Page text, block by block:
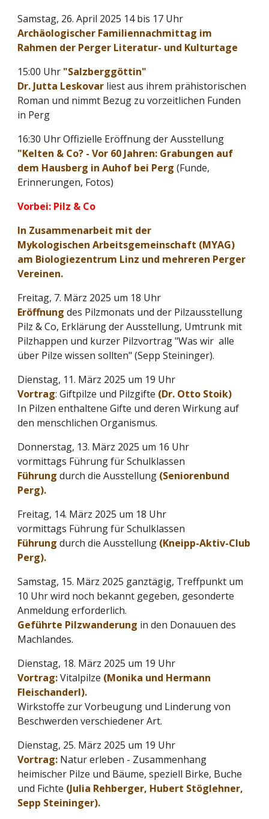
Samstag, 26. April 2025 14 bis 17 Uhr
Archäologischer Familiennachmittag im
Rahmen der Perger Literatur- und Kulturtage
15:00 Uhr "Salzberggöttin"
Dr. Jutta Leskovar liest aus ihrem prähistorischen
Roman und nimmt Bezug zu vorzeitlichen Funden
in Perg
16:30 Uhr Offizielle Eröffnung der Ausstellung
"Kelten & Co? - Vor 60 Jahren: Grabungen auf
dem Hausberg in Auhof bei Perg (Funde,
Erinnerungen, Fotos)
Vorbei: Pilz & Co
In Zusammenarbeit mit der
Mykologischen Arbeitsgemeinschaft (MYAG)
am Biologiezentrum Linz und mehreren Perger
Vereinen.
Freitag, 7. März 2025 um 18 Uhr
Eröffnung des Pilzmonats und der Pilzausstellung
Pilz & Co, Erklärung der Ausstellung, Umtrunk mit
Pilzhappen und kurzer Pilzvortrag "Was wir alle
über Pilze wissen sollten" (Sepp Steininger).
Dienstag, 11. März 2025 um 19 Uhr
Vortrag: Giftpilze und Pilzgifte (Dr. Otto Stoik)
In Pilzen enthaltene Gifte und deren Wirkung auf
den menschlichen Organismus.
Donnerstag, 13. März 2025 um 16 Uhr
vormittags Führung für Schulklassen
Führung durch die Ausstellung (Seniorenbund
Perg).
Freitag, 14. März 2025 um 18 Uhr
vormittags Führung für Schulklassen
Führungdurch die Ausstellung (Kneipp-Aktiv-Club
Perg).
Samstag, 15. März 2025 ganztägig, Treffpunkt um
10 Uhr wird noch bekannt gegeben, gesonderte
Anmeldung erforderlich.
Geführte Pilzwanderung in den Donauuen des
Machlandes.
Dienstag, 18. März 2025 um 19 Uhr
Vortrag:Vitalpilze (Monika und Hermann
Fleischanderl).
Wirkstoffe zur Vorbeugung und Linderung von
Beschwerden verschiedener Art.
Dienstag, 25. März 2025 um 19 Uhr
Vortrag: Natur erleben - Zusammenhang
heimischer Pilze und Bäume, speziell Birke, Buche
und Fichte (Julia Rehberger, Hubert Stöglehner,
Sepp Steininger).